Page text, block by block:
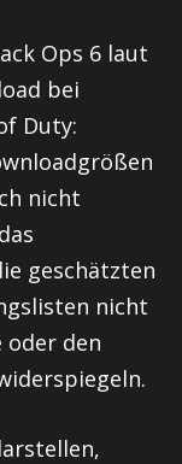
Ops 6 laut
bei
Duty:
nicht
geschätzten
nicht
oder den